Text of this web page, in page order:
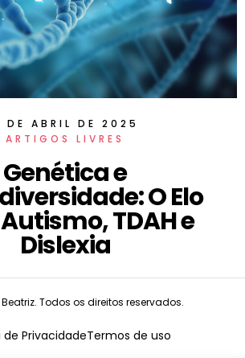
DE ABRIL DE 2025
ARTIGOS LIVRES
Genética e
O Elo
TDAH e
Dislexia
Todos os direitos reservados.
PrivacidadeTermos de uso